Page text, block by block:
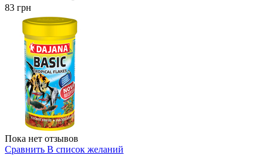
83 грн
Пока нет отзывов
Сравнить В список желаний